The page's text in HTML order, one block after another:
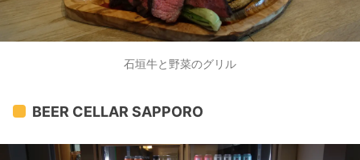
石垣牛と野菜のグリル
BEER CELLAR SAPPORO